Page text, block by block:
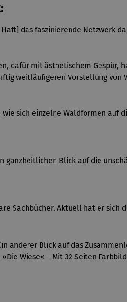
das faszinierende Netzwerk
dafür mit ästhetischem
weitläufigeren Vorstellung von
sich einzelne Waldformen
ganzheitlichen Blick auf die
Sachbücher. Aktuell hat er
anderer Blick auf das
Wiese« – Mit 32 Seiten